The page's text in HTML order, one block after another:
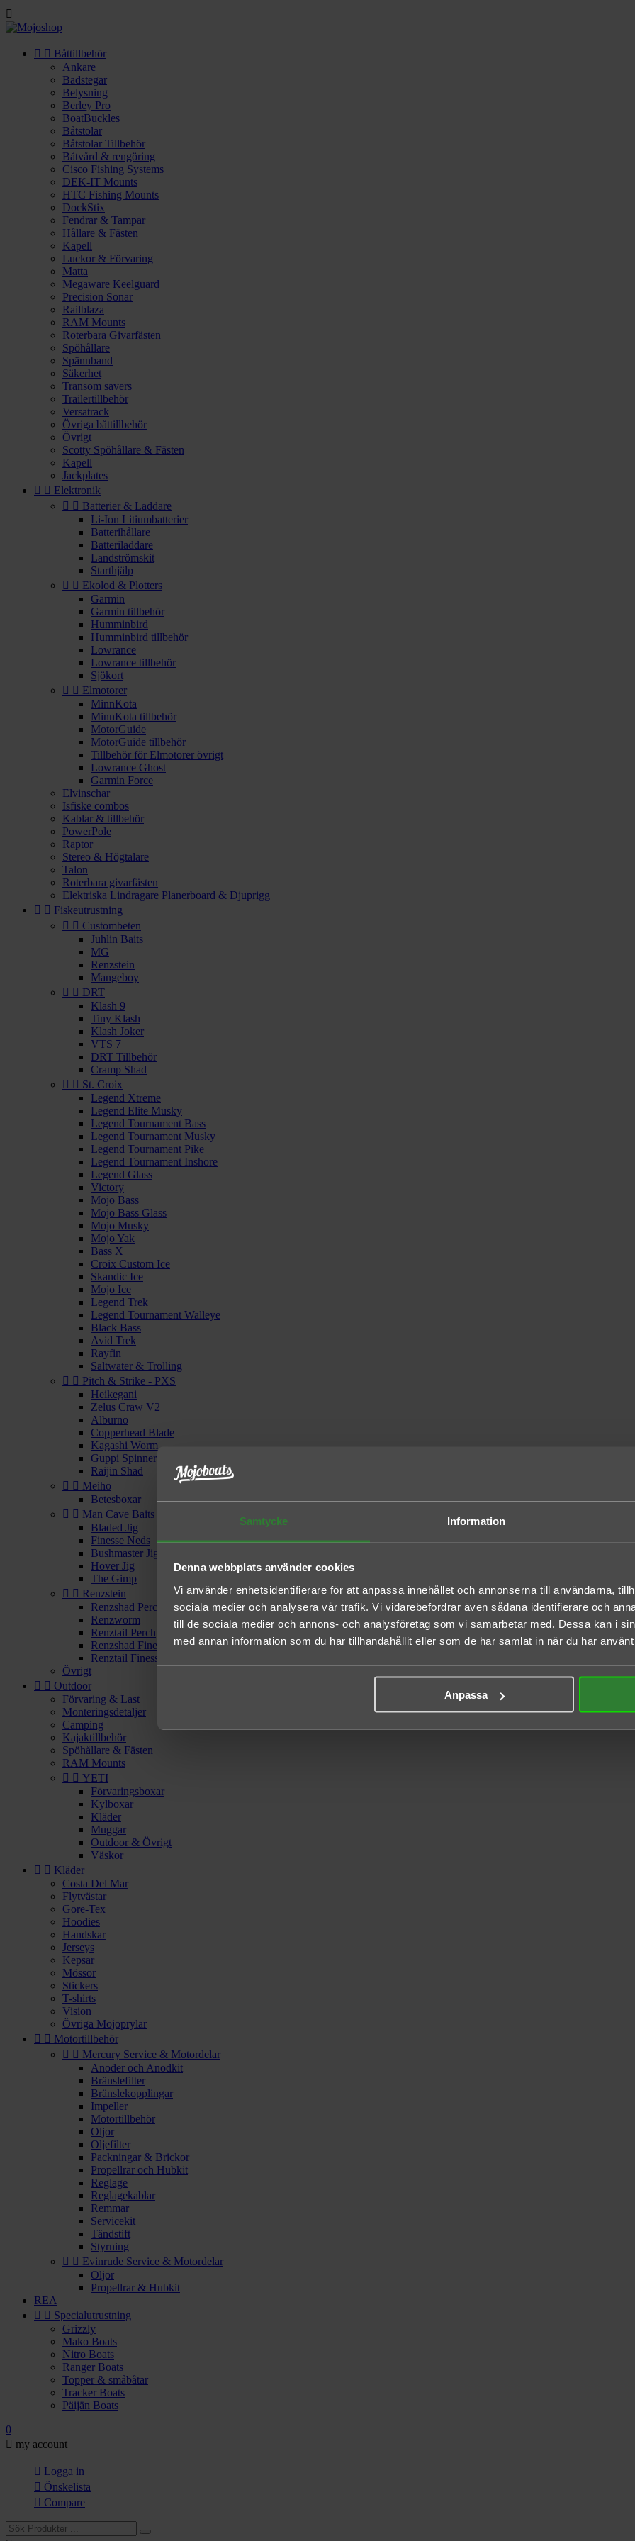
Samtycke Information
Denna webbplats använder cookies
Vi använder enhetsidentifierare för att anpassa innehållet och annonserna till användarna,
sociala medier och analysera vår trafik. Vi vidarebefordrar även sådana identifierare och
till de sociala medier och annons- och analysföretag som vi samarbetar med. Dessa kan i
med annan information som du har tillhandahållit eller som de har samlat in när du har
Anpassa

  Båttillbehör
Ankare
Badstegar
Belysning
Berley Pro
BoatBuckles
Båtstolar
Båtstolar Tillbehör
Båtvård & rengöring
Cisco Fishing Systems
DEK-IT Mounts
HTC Fishing Mounts
DockStix
Fendrar & Tampar
Hållare & Fästen
Kapell
Luckor & Förvaring
Matta
Megaware Keelguard
Precision Sonar
Railblaza
RAM Mounts
Roterbara Givarfästen
Spöhållare
Spännband
Säkerhet
Transom savers
Trailertillbehör
Versatrack
Övriga båttillbehör
Övrigt
Scotty Spöhållare & Fästen
Kapell
Jackplates
  Elektronik
  Batterier & Laddare
Li-Ion Litiumbatterier
Batterihållare
Batteriladdare
Landströmskit
Starthjälp
  Ekolod & Plotters
Garmin
Garmin tillbehör
Humminbird
Humminbird tillbehör
Lowrance
Lowrance tillbehör
Sjökort
  Elmotorer
MinnKota
MinnKota tillbehör
MotorGuide
MotorGuide tillbehör
Tillbehör för Elmotorer övrigt
Lowrance Ghost
Garmin Force
Elvinschar
Isfiske combos
Kablar & tillbehör
PowerPole
Raptor
Stereo & Högtalare
Talon
Roterbara givarfästen
Elektriska Lindragare Planerboard & Djuprigg
  Fiskeutrustning
  Custombeten
Juhlin Baits
MG
Renzstein
Mangeboy
  DRT
Klash 9
Tiny Klash
Klash Joker
VTS 7
DRT Tillbehör
Cramp Shad
  St. Croix
Legend Xtreme
Legend Elite Musky
Legend Tournament Bass
Legend Tournament Musky
Legend Tournament Pike
Legend Tournament Inshore
Legend Glass
Victory
Mojo Bass
Mojo Bass Glass
Mojo Musky
Mojo Yak
Bass X
Croix Custom Ice
Skandic Ice
Mojo Ice
Legend Trek
Legend Tournament Walleye
Black Bass
Avid Trek
Rayfin
Saltwater & Trolling
  Pitch & Strike - PXS
Heikegani
Zelus Craw V2
Alburno
Copperhead Blade
Kagashi Worm
Guppi Spinnerbait
Raijin Shad
  Meiho
Betesboxar
  Man Cave Baits
Bladed Jig
Finesse Neds
Bushmaster Jighead
Hover Jig
The Gimp
  Renzstein
Renzshad Perch
Renzworm
Renztail Perch
Renzshad Finesse
Renztail Finesse
Övrigt
  Outdoor
Förvaring & Last
Monteringsdetaljer
Camping
Kajaktillbehör
Spöhållare & Fästen
RAM Mounts
  YETI
Förvaringsboxar
Kylboxar
Kläder
Muggar
Outdoor & Övrigt
Väskor
  Kläder
Costa Del Mar
Flytvästar
Gore-Tex
Hoodies
Handskar
Jerseys
Kepsar
Mössor
Stickers
T-shirts
Vision
Övriga Mojoprylar
  Motortillbehör
  Mercury Service & Motordelar
Anoder och Anodkit
Bränslefilter
Bränslekopplingar
Impeller
Motortillbehör
Oljor
Oljefilter
Packningar & Brickor
Propellrar och Hubkit
Reglage
Reglagekablar
Remmar
Servicekit
Tändstift
Styrning
  Evinrude Service & Motordelar
Oljor
Propellrar & Hubkit
REA
  Specialutrustning
Grizzly
Mako Boats
Nitro Boats
Ranger Boats
Topper & småbåtar
Tracker Boats
Päijän Boats
0
 my account
 Logga in
 Önskelista
 Compare